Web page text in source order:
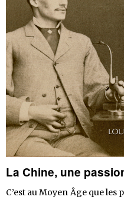
La Chine, une
C’est au Moyen Âge que